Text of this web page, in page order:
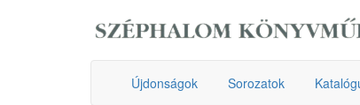
Újdonságok Sorozatok